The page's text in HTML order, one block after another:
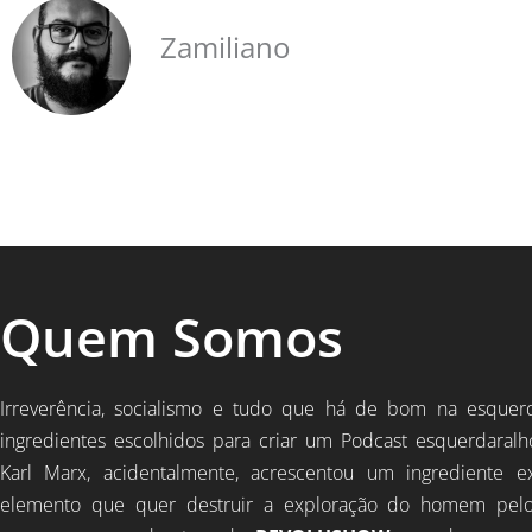
Zamiliano
Quem Somos
Irreverência, socialismo e tudo que há de bom na
ingredientes escolhidos para criar um Podcast
Karl Marx, acidentalmente, acrescentou um ingrediente
elemento que quer destruir a exploração do homem